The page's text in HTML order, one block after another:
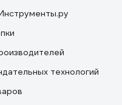
технологий